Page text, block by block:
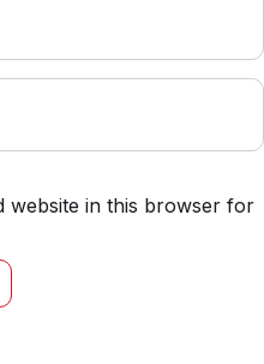
website in this browser for